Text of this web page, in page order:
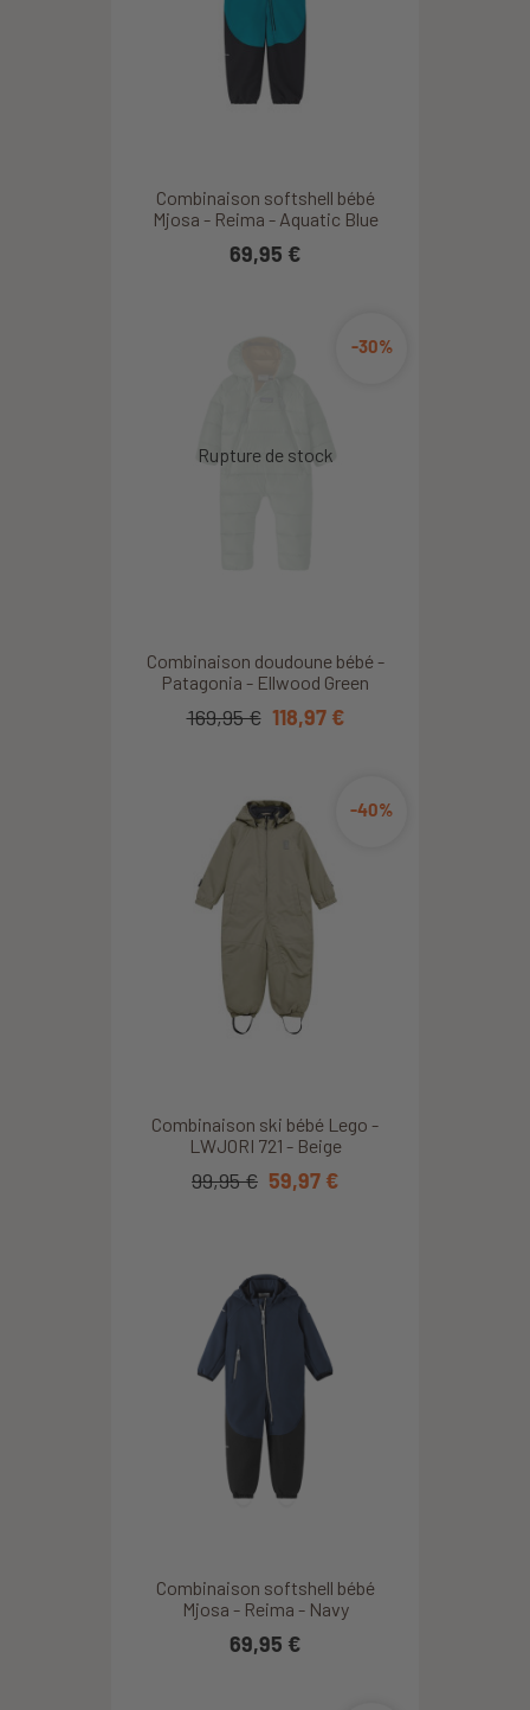
Combinaison softshell bébé
Mjosa - Reima - Aquatic Blue
69,95 €
Combinaison doudoune bébé -
Patagonia - Ellwood Green
-30%
169,95 € 118,97 €
Combinaison ski bébé Lego -
LWJORI 721 - Beige
-40%
99,95 € 59,97 €
Combinaison softshell bébé
Mjosa - Reima - Navy
69,95 €